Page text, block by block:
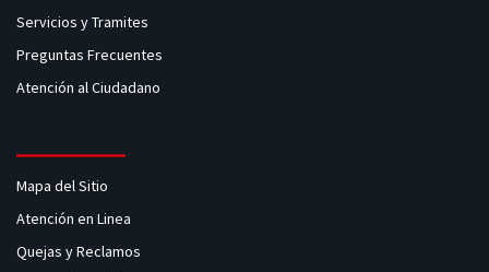
Servicios y Tramites
Preguntas Frecuentes
Atención al Ciudadano
Mapa del Sitio
Atención en Linea
Quejas y Reclamos